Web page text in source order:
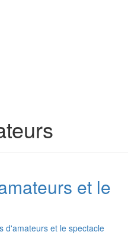
et le
d'amateurs et le spectacle